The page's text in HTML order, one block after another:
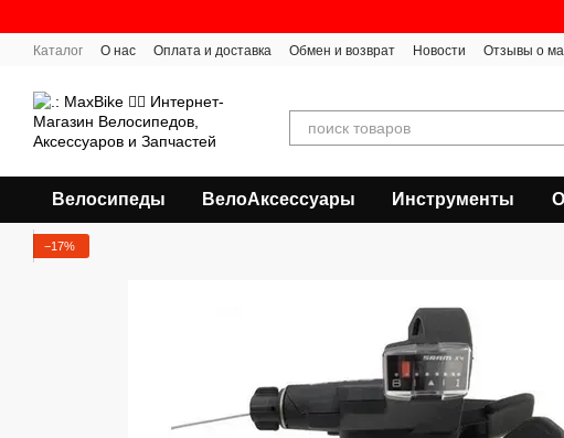
Каталог О нас Оплата и доставка Обмен и возврат Новости Отзывы о
Велосипеды ВелоАксессуары Инструменты
−17%